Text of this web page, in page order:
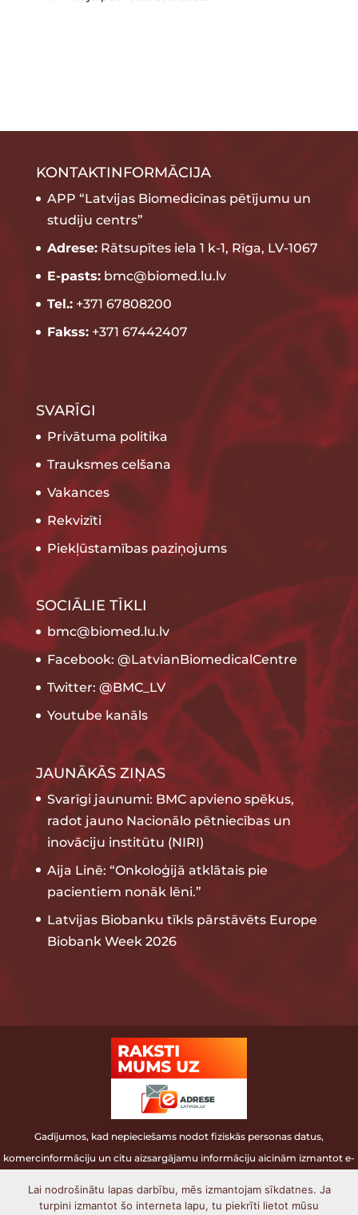
KONTAKTINFORMĀCIJA
APP “Latvijas Biomedicīnas pētījumu un
studiju centrs”
Adrese:Rātsupītes iela 1 k-1, Rīga, LV-1067
E-pasts:bmc@biomed.lu.lv
Tel.:+371 67808200
Fakss:+371 67442407
SVARĪGI
Privātuma politika
Trauksmes celšana
Vakances
Rekvizīti
Piekļūstamības paziņojums
SOCIĀLIE TĪKLI
bmc@biomed.lu.lv
Facebook: @LatvianBiomedicalCentre
Twitter: @BMC_LV
Youtube kanāls
JAUNĀKĀS ZIŅAS
Svarīgi jaunumi: BMC apvieno spēkus,
radot jauno Nacionālo pētniecības un
inovāciju institūtu (NIRI)
Aija Linē: “Onkoloģijā atklātais pie
pacientiem nonāk lēni.”
Latvijas Biobanku tīkls pārstāvēts Europe
Biobank Week 2026
Gadījumos, kad nepieciešams nodot fiziskās personas datus,
komercinformāciju un citu aizsargājamu informāciju aicinām izmantot e-
Lai nodrošinātu lapas darbību, mēs izmantojam sīkdatnes. Ja
turpini izmantot šo interneta lapu, tu piekrīti lietot mūsu